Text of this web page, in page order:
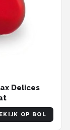
Delices
OP BOL